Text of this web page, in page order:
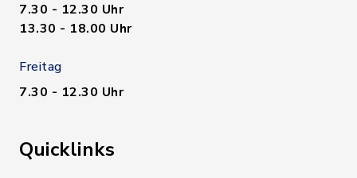
7.30 - 12.30 Uhr
13.30 - 18.00 Uhr
Freitag
7.30 - 12.30 Uhr
Quicklinks